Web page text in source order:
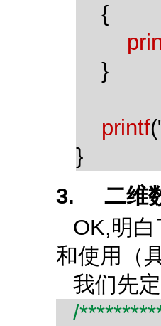
{
}
printf
}
3.
二维
OK,明
和使用（
我们先
/